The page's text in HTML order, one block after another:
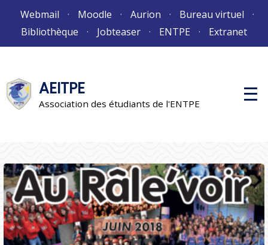
Webmail Moodle Aurion
Bureau virtuel
Bibliothèque
Jobteaser ENTPE Extranet
AEITPE
Association des étudiants de l'ENTPE
M
e
c
i
p
a
l